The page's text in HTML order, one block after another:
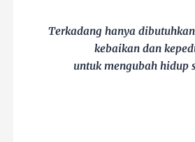
Terkadang hanya
kebaikan dan
untuk mengubah hidup